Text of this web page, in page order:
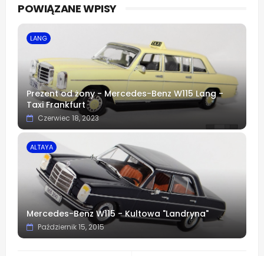
POWIĄZANE WPISY
LANG
Prezent od żony - Mercedes-Benz W115 Lang -
Taxi Frankfurt
Czerwiec 18, 2023
ALTAYA
Mercedes-Benz W115 - Kultowa "Landryna"
Październik 15, 2015